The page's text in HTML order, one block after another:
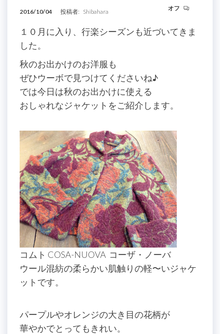
2016/10/04 投稿者: Shibahara オフ
１０月に入り、行楽シーズンも近づいてきま
した。
秋のお出かけのお洋服も
ぜひウーボで見つけてくださいね♪
では今日は秋のお出かけに使える
おしゃれなジャケットをご紹介します。
コムト COSA-NUOVA コーザ・ノーバ
ウール混紡の柔らかい肌触りの軽〜いジャケ
ットです。
パープルやオレンジの大き目の花柄が
華やかでとってもきれい。